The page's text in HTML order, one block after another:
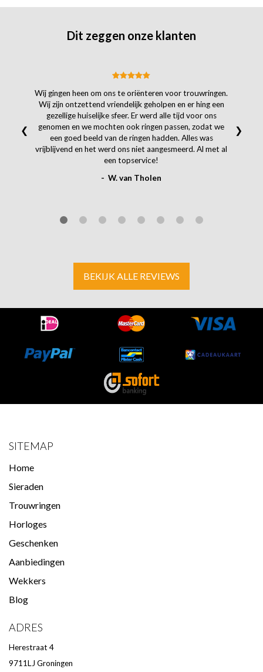
Dit zeggen onze klanten
Wij gingen heen om ons te oriënteren voor trouwringen.
Wij zijn ontzettend vriendelijk geholpen en er hing een
gezellige huiselijke sfeer. Er werd alle tijd voor ons
genomen en we mochten ook ringen passen, zodat we
een goed beeld van de ringen hadden. Alles was
vrijblijvend en het werd ons niet aangesmeerd. Al met al
een topservice!
- W. van Tholen
❮ ❯
BEKIJK ALLE REVIEWS
SITEMAP
Home
Sieraden
Trouwringen
Horloges
Geschenken
Aanbiedingen
Wekkers
Blog
ADRES
Herestraat 4
9711LJ Groningen